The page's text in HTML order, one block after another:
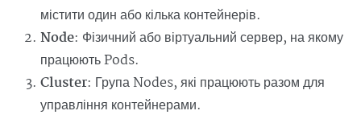
містити один або кілька контейнерів.
Node: Фізичний або віртуальний сервер, на якому
працюють Pods.
Cluster: Група Nodes, які працюють разом для
управління контейнерами.